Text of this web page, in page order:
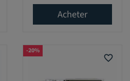
Acheter
favorite_border
-20%